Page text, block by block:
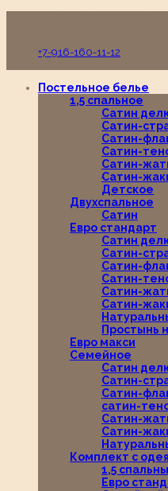
+7-916-160-11-12
Постельное белье
1,5 спальное
Сатин
Сатин-
Сатин-
Сатин-
Сатин-
Сатин-
Детское
Двухспальное
Сатин
Евро стандарт
Сатин
Сатин-
Сатин-
Сатин-
Сатин-
Сатин-
Простынь
Евро макси
Семейное
Сатин
Сатин-
Сатин-
сатин-
Сатин-
Сатин-
Комплект с
1,5
Евро